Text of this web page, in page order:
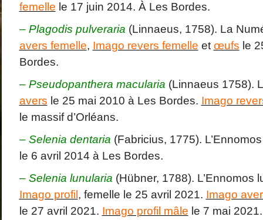
femelle le 17 juin 2014. À Les Bordes.
– Plagodis pulveraria (Linnaeus, 1758). La
avers femelle, Imago revers femelle et œufs le
Bordes.
– Pseudopanthera macularia (Linnaeus 1758).
avers le 25 mai 2010 à Les Bordes. Imago
le massif d’Orléans.
– Selenia dentaria (Fabricius, 1775).
le 6 avril 2014 à Les Bordes.
– Selenia lunularia (Hübner, 1788). L’Ennomos
Imago profil , femelle le 25 avril 2021. Imago
le 27 avril 2021. Imago profil mâle le 7 mai